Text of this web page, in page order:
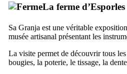
La ferme d’Esporles
Sa Granja est une véritable
musée artisanal présentant les
La visite permet de découvrir tous
bougies, la poterie, le tissage, la